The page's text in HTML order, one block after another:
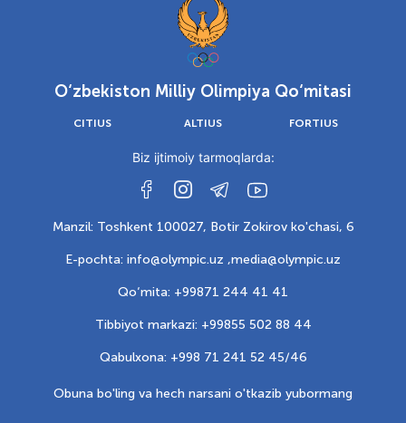
O‘zbekiston Milliy Olimpiya Qo‘mitasi
CITIUS ALTIUS FORTIUS
Biz ijtimoiy tarmoqlarda:
Manzil: Toshkent 100027, Botir Zokirov ko'chasi, 6
E-pochta: info@olympic.uz ,media@olympic.uz
Qo‘mita: +99871 244 41 41
Tibbiyot markazi: +99855 502 88 44
Qabulxona: +998 71 241 52 45/46
Obuna bo'ling va hech narsani o'tkazib yubormang